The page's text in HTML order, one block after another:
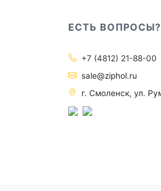
ЕСТЬ
+7 (4812) 21-88-00
sale@ziphol.ru
г. Смоленск, ул.